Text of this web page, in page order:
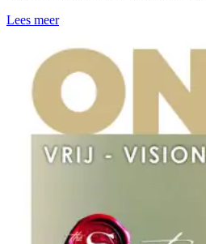
Lees meer